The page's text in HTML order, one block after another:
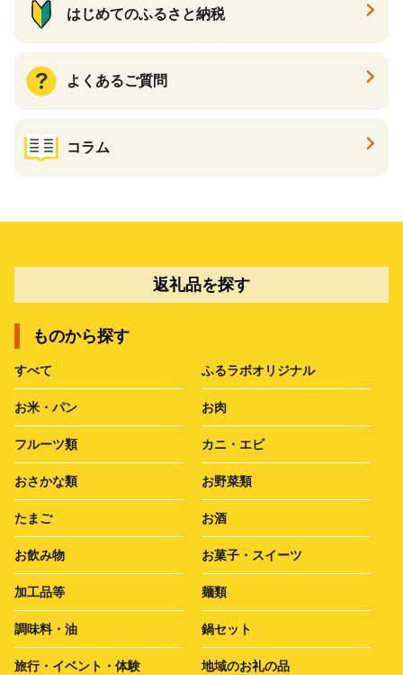
はじめてのふるさと納税
よくあるご質問
コラム
返礼品を探す
ものから探す
すべて ふるラボオリジナル
お米・パン お肉
フルーツ類 カニ・エビ
おさかな類 お野菜類
たまご お酒
お飲み物 お菓子・スイーツ
加工品等 麺類
調味料・油 鍋セット
旅行・イベント・体験 地域のお礼の品